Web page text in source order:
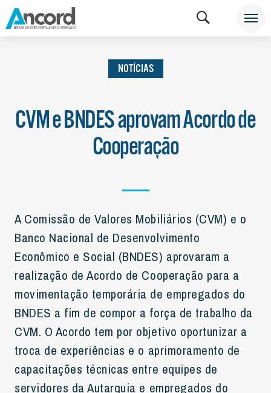
INSTITUCIONAL NOTÍCIAS
NOTÍCIAS
CVM e BNDES aprovam Acordo de
Cooperação
A Comissão de Valores Mobiliários (CVM) e o
Banco Nacional de Desenvolvimento
Econômico e Social (BNDES) aprovaram a
realização de Acordo de Cooperação para a
movimentação temporária de empregados do
BNDES a fim de compor a força de trabalho da
CVM. O Acordo tem por objetivo oportunizar a
troca de experiências e o aprimoramento de
capacitações técnicas entre equipes de
servidores da Autarquia e empregados do